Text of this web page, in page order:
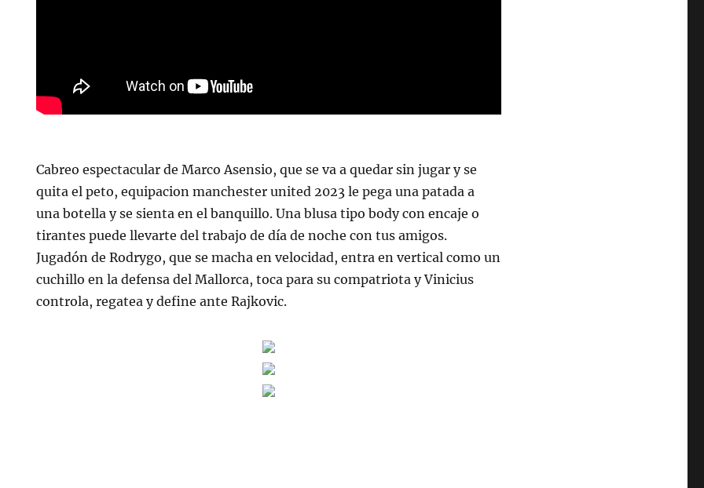
Cabreo espectacular de Marco Asensio, que se va a quedar sin jugar y se
quita el peto, equipacion manchester united 2023 le pega una patada a
una botella y se sienta en el banquillo. Una blusa tipo body con encaje o
tirantes puede llevarte del trabajo de día de noche con tus amigos.
Jugadón de Rodrygo, que se macha en velocidad, entra en vertical como un
cuchillo en la defensa del Mallorca, toca para su compatriota y Vinicius
controla, regatea y define ante Rajkovic.